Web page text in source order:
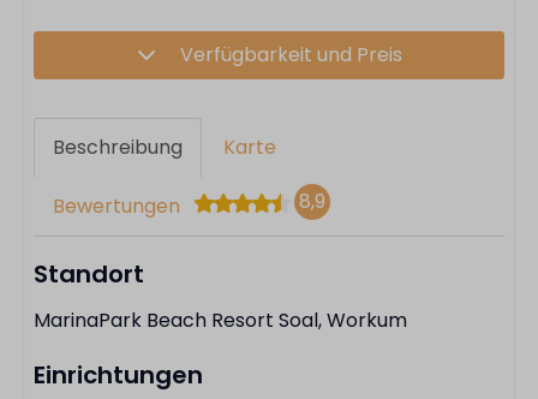
Verfügbarkeit und Preis
Beschreibung Karte
Bewertungen 8,9
Standort
MarinaPark Beach Resort Soal, Workum
Einrichtungen